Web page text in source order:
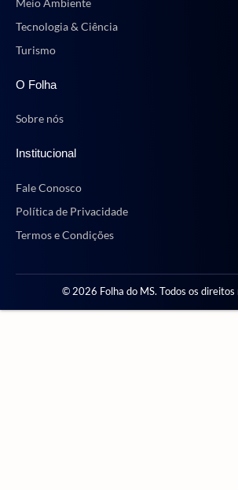
Tecnologia & Ciência
Turismo
O Folha
Sobre nós
Institucional
Fale Conosco
Política de Privacidade
Termos e Condições
© 2026 Folha do MS. Todos os direitos